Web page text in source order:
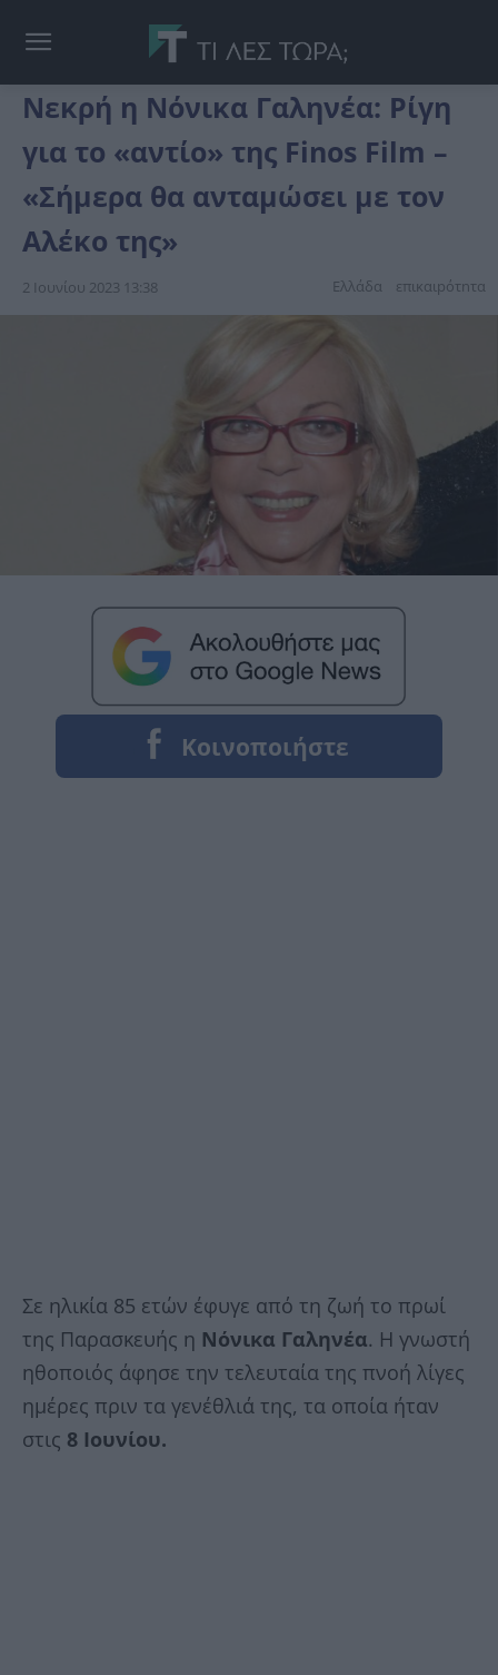
Νεκρή η Νόνικα Γαληνέα: Ρίγη
για το «αντίο» της Finos Film –
«Σήμερα θα ανταμώσει με τον
Αλέκο της»
2 Ιουνίου 2023 13:38 Ελλάδα επικαιpότnτα
Σε ηλικία 85 ετών έφυγε από τη ζωή το πρωί
της Παρασκευής η Νόνικα Γαληνέα. Η γνωστή
ηθοποιός άφησε την τελευταία της πνοή λίγες
ημέρες πριν τα γενέθλιά της, τα οποία ήταν
στις 8 Ιουνίου.